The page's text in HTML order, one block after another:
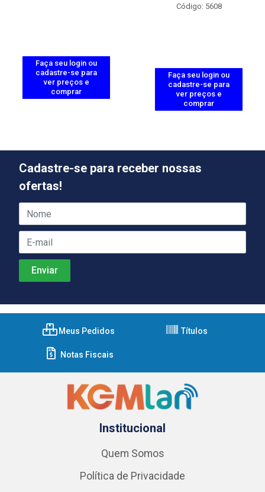
Faça seu login ou
cadastre-se para
ver preços e
comprar
Código: 5608
Faça seu login ou
cadastre-se para
ver preços e
comprar
Cadastre-se para receber nossas
ofertas!
Meus Pedidos Títulos
Notas Fiscais
Institucional
Quem Somos
Política de Privacidade